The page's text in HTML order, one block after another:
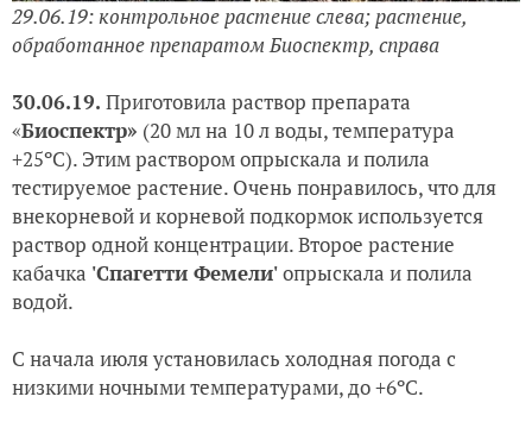
29.06.19: контрольное растение слева; растение,
обработанное препаратом Биоспектр, справа
30.06.19. Приготовила раствор препарата
«Биоспектр» (20 мл на 10 л воды, температура
+25ºC). Этим раствором опрыскала и полила
тестируемое растение. Очень понравилось, что для
внекорневой и корневой подкормок используется
раствор одной концентрации. Второе растение
кабачка 'Спагетти Фемели'опрыскала и полила
водой.
С начала июля установилась холодная погода с
низкими ночными температурами, до +6ºC.